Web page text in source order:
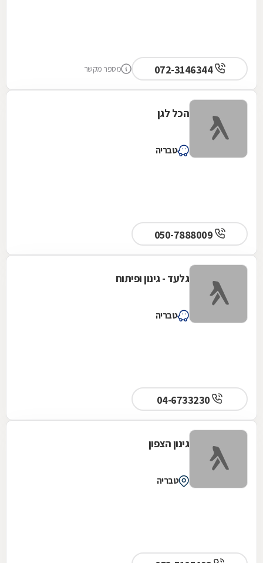
072-3146344 מספר מקשר
הכל לגן
טבריה
גלעד - גינון ופיתוח
טבריה
04-6733230
גינון הצפון
טבריה